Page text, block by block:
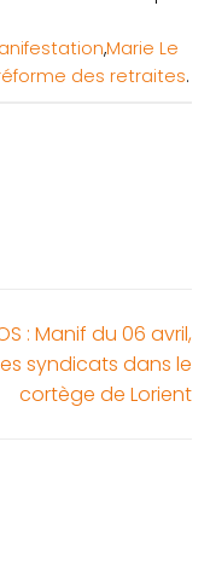
,Marie Le
des retraites.
: Manif du 06 avril,
syndicats dans le
cortège de Lorient